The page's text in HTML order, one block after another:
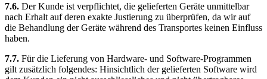
7.6. Der Kunde ist verpflichtet, die gelieferten Geräte unmittelbar
nach Erhalt auf deren exakte Justierung zu überprüfen, da wir auf
die Behandlung der Geräte während des Transportes keinen Einfluss
haben.
7.7. Für die Lieferung von Hardware- und Software-Programmen
gilt zusätzlich folgendes: Hinsichtlich der gelieferten Software wird